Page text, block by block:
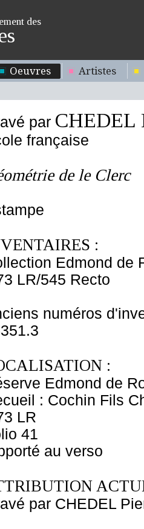
des
Oeuvres Artistes
par CHEDEL
française
de le Clerc
:
Edmond de
LR/545 Recto
numéros
:
Edmond de
: Cochin Fils
LR
41
au verso
par CHEDEL